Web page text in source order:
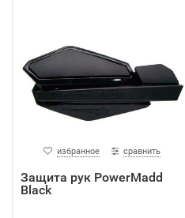
избранное сравнить
Защита рук PowerMadd
Black